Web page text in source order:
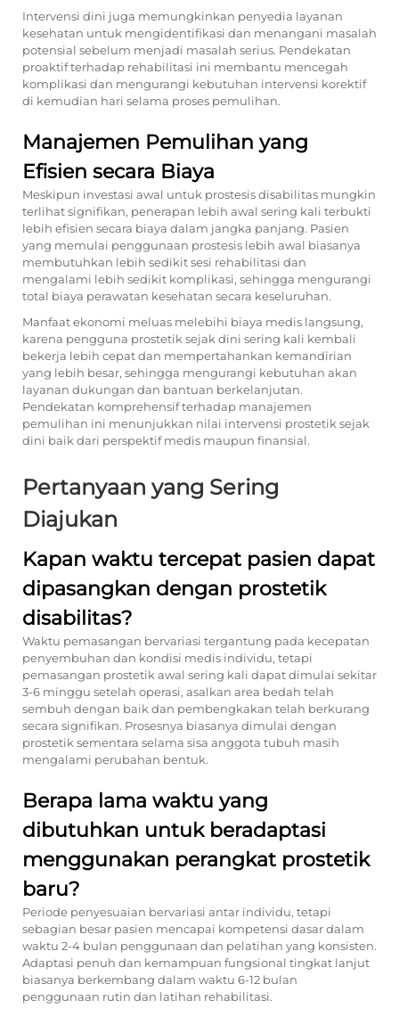
Intervensi dini juga memungkinkan penyedia layanan
kesehatan untuk mengidentifikasi dan menangani masalah
potensial sebelum menjadi masalah serius. Pendekatan
proaktif terhadap rehabilitasi ini membantu mencegah
komplikasi dan mengurangi kebutuhan intervensi korektif
di kemudian hari selama proses pemulihan.
Manajemen Pemulihan yang
Efisien secara Biaya
Meskipun investasi awal untuk prostesis disabilitas mungkin
terlihat signifikan, penerapan lebih awal sering kali terbukti
lebih efisien secara biaya dalam jangka panjang. Pasien
yang memulai penggunaan prostesis lebih awal biasanya
membutuhkan lebih sedikit sesi rehabilitasi dan
mengalami lebih sedikit komplikasi, sehingga mengurangi
total biaya perawatan kesehatan secara keseluruhan.
Manfaat ekonomi meluas melebihi biaya medis langsung,
karena pengguna prostetik sejak dini sering kali kembali
bekerja lebih cepat dan mempertahankan kemandirian
yang lebih besar, sehingga mengurangi kebutuhan akan
layanan dukungan dan bantuan berkelanjutan.
Pendekatan komprehensif terhadap manajemen
pemulihan ini menunjukkan nilai intervensi prostetik sejak
dini baik dari perspektif medis maupun finansial.
Pertanyaan yang Sering
Diajukan
Kapan waktu tercepat pasien dapat
dipasangkan dengan prostetik
disabilitas?
Waktu pemasangan bervariasi tergantung pada kecepatan
penyembuhan dan kondisi medis individu, tetapi
pemasangan prostetik awal sering kali dapat dimulai sekitar
3-6 minggu setelah operasi, asalkan area bedah telah
sembuh dengan baik dan pembengkakan telah berkurang
secara signifikan. Prosesnya biasanya dimulai dengan
prostetik sementara selama sisa anggota tubuh masih
mengalami perubahan bentuk.
Berapa lama waktu yang
dibutuhkan untuk beradaptasi
menggunakan perangkat prostetik
baru?
Periode penyesuaian bervariasi antar individu, tetapi
sebagian besar pasien mencapai kompetensi dasar dalam
waktu 2-4 bulan penggunaan dan pelatihan yang konsisten.
Adaptasi penuh dan kemampuan fungsional tingkat lanjut
biasanya berkembang dalam waktu 6-12 bulan
penggunaan rutin dan latihan rehabilitasi.